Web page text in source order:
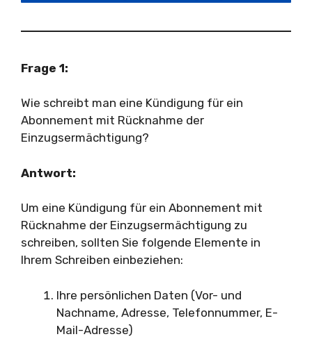
Frage 1:
Wie schreibt man eine Kündigung für ein
Abonnement mit Rücknahme der
Einzugsermächtigung?
Antwort:
Um eine Kündigung für ein Abonnement mit
Rücknahme der Einzugsermächtigung zu
schreiben, sollten Sie folgende Elemente in
Ihrem Schreiben einbeziehen:
Ihre persönlichen Daten (Vor- und
Nachname, Adresse, Telefonnummer, E-
Mail-Adresse)